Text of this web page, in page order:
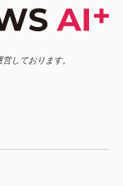
営しております。